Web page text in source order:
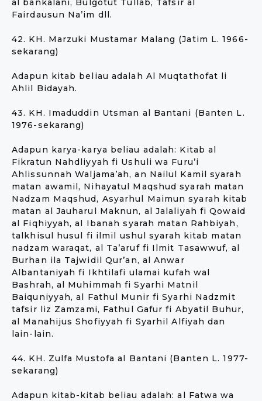
al bankalani, Bulgotut Tullab, Tafsir al
Fairdausun Na’im dll.
42. KH. Marzuki Mustamar Malang (Jatim L. 1966-
sekarang)
Adapun kitab beliau adalah Al Muqtathofat li
Ahlil Bidayah.
43. KH. Imaduddin Utsman al Bantani (Banten L.
1976-sekarang)
Adapun karya-karya beliau adalah: Kitab al
Fikratun Nahdliyyah fi Ushuli wa Furu’i
Ahlissunnah Waljama’ah, an Nailul Kamil syarah
matan awamil, Nihayatul Maqshud syarah matan
Nadzam Maqshud, Asyarhul Maimun syarah kitab
matan al Jauharul Maknun, al Jalaliyah fi Qowaid
al Fiqhiyyah, al Ibanah syarah matan Rahbiyah,
talkhisul husul fi ilmil ushul syarah kitab matan
nadzam waraqat, al Ta’aruf fi Ilmit Tasawwuf, al
Burhan ila Tajwidil Qur’an, al Anwar
Albantaniyah fi Ikhtilafi ulamai kufah wal
Bashrah, al Muhimmah fi Syarhi Matnil
Baiquniyyah, al Fathul Munir fi Syarhi Nadzmit
tafsir liz Zamzami, Fathul Gafur fi Abyatil Buhur,
al Manahijus Shofiyyah fi Syarhil Alfiyah dan
lain-lain.
44. KH. Zulfa Mustofa al Bantani (Banten L. 1977-
sekarang)
Adapun kitab-kitab beliau adalah: al Fatwa wa